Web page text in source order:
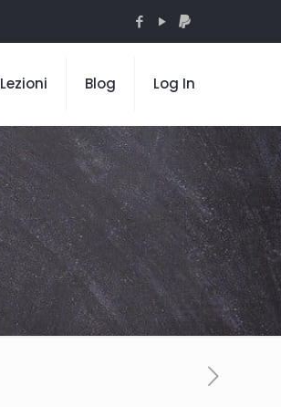
Lezioni Blog Log In